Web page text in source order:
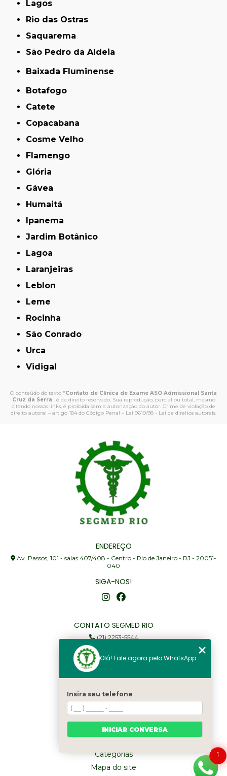
Lagos
Rio das Ostras
Saquarema
São Pedro da Aldeia
Baixada Fluminense
Botafogo
Catete
Copacabana
Cosme Velho
Flamengo
Glória
Gávea
Humaitá
Ipanema
Jardim Botânico
Lagoa
Laranjeiras
Leblon
Leme
Rocinha
São Conrado
Urca
Vidigal
O conteúdo do texto "Contato de Clínica de Exame ASO Admissional Santa
Cruz da Serra" é de direito reservado. Sua reprodução, parcial ou total, mesmo
citando nossos links, é proibida sem a autorização do autor. Crime de violação de
direito autoral – artigo 184 do Código Penal – Lei 9610/98 - Lei de direitos autorais.
ENDEREÇO
Av. Passos, 101 - salas 407/408 - Centro - Rio de Janeiro - RJ - 20051-
040
SIGA-NOS!
CONTATO SEGMED RIO
(21) 2253-5544
(21) 97905-3352
segmed@segmedrio.com.br
MENU
Home
Institucional
Serviços
Categorias
Mapa do site
1
Olá! Fale agora pelo WhatsApp
Insira seu telefone
INICIAR CONVERSA